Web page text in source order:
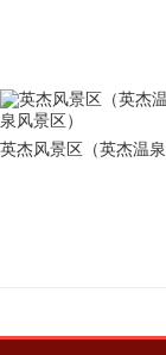
英杰风景区（英杰温泉